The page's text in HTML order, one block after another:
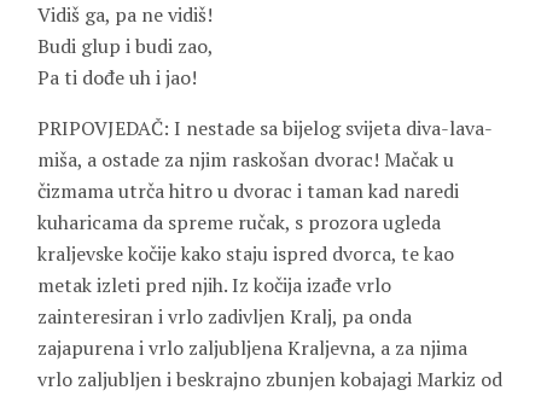
Vidiš ga, pa ne vidiš!
Budi glup i budi zao,
Pa ti dođe uh i jao!
PRIPOVJEDAČ: I nestade sa bijelog svijeta diva-lava-
miša, a ostade za njim raskošan dvorac! Mačak u
čizmama utrča hitro u dvorac i taman kad naredi
kuharicama da spreme ručak, s prozora ugleda
kraljevske kočije kako staju ispred dvorca, te kao
metak izleti pred njih. Iz kočija izađe vrlo
zainteresiran i vrlo zadivljen Kralj, pa onda
zajapurena i vrlo zaljubljena Kraljevna, a za njima
vrlo zaljubljen i beskrajno zbunjen kobajagi Markiz od